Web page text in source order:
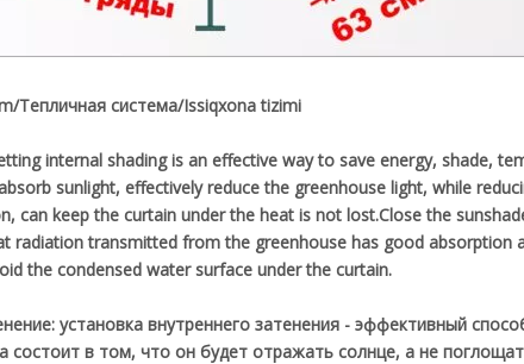
Тепличная система/Issiqxona tizimi
internal shading is an effective way to save energy, shade,
sunlight, effectively reduce the greenhouse light, while
can keep the curtain under the heat is not lost.Close the
radiation transmitted from the greenhouse has good
the condensed water surface under the curtain.
установка внутреннего затенения - эффективный
состоит в том, что он будет отражать солнце, а не